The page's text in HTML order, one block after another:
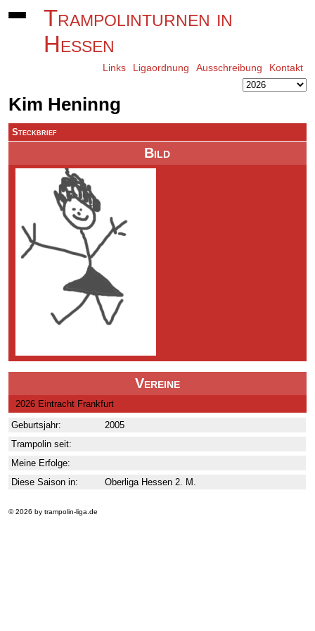
Trampolinturnen in
Hessen
Links Ligaordnung Ausschreibung Kontakt
Kim Heninng
Bild
Vereine
2026 Eintracht Frankfurt
Steckbrief
Geburtsjahr:
2005
Trampolin seit:
Meine Erfolge:
Diese Saison in:
Oberliga Hessen 2. M.
© 2026 by trampolin-liga.de